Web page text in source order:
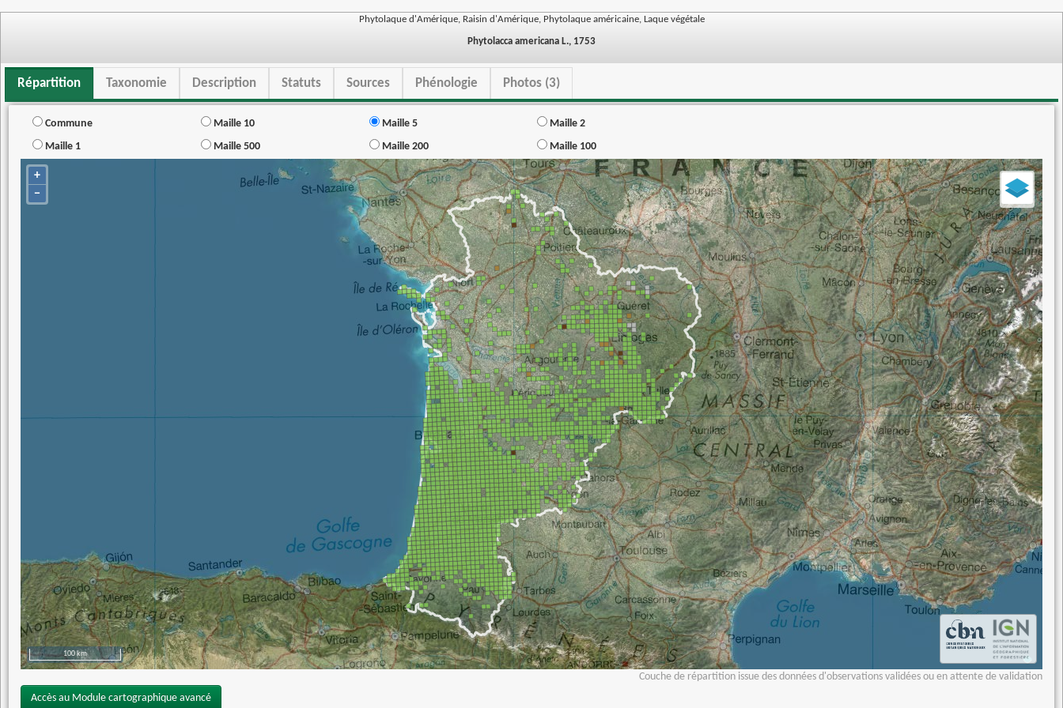
Phytolaque d'Amérique, Raisin d'Amérique, Phytolaque américaine, Laque végétale
Phytolacca americana L., 1753
Répartition Taxonomie Description Statuts Sources Phénologie Photos (3)
Commune Maille 10 Maille 5
Maille 2
Maille 1
Maille 500 Maille 200 Maille 100
+
−
100 km
Couche de répartition issue des données d'observations validées ou en attente de validation
Accès au Module cartographique avancé